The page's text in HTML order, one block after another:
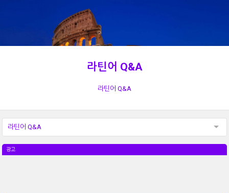
라틴어 Q&A
라틴어 Q&A
라틴어 Q&A
광고